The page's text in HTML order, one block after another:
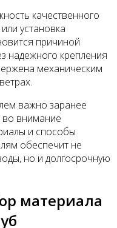
качественного
установка
причиной
надежного крепления
механическим
важно заранее
внимание
и способы
обеспечит не
но и долгосрочную
материала